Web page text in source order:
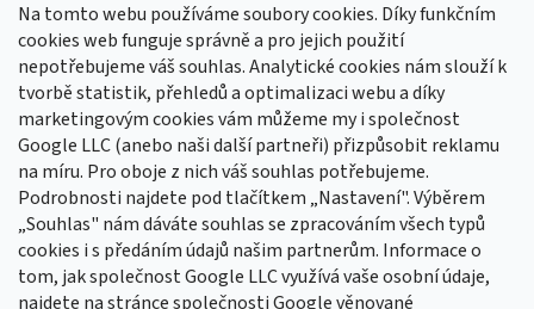
Na tomto webu používáme soubory cookies. Díky funkčním
cookies web funguje správně a pro jejich použití
nepotřebujeme váš souhlas. Analytické cookies nám slouží k
tvorbě statistik, přehledů a optimalizaci webu a díky
marketingovým cookies vám můžeme my i společnost
Google LLC (anebo naši další partneři) přizpůsobit reklamu
na míru. Pro oboje z nich váš souhlas potřebujeme.
Podrobnosti najdete pod tlačítkem „Nastavení". Výběrem
„Souhlas" nám dáváte souhlas se zpracováním všech typů
cookies i s předáním údajů našim partnerům. Informace o
tom, jak společnost Google LLC využívá vaše osobní údaje,
najdete na stránce společnosti Google věnované
Sledovat na Instagramu
Odebírat newsletter
Vložte svůj e-mail a my vám budeme zasílat informace o nových
produktech na našem e-shopu.
E-mail
Vložením e-mailu souhlasíte spodmínkami ochrany osobních údajů